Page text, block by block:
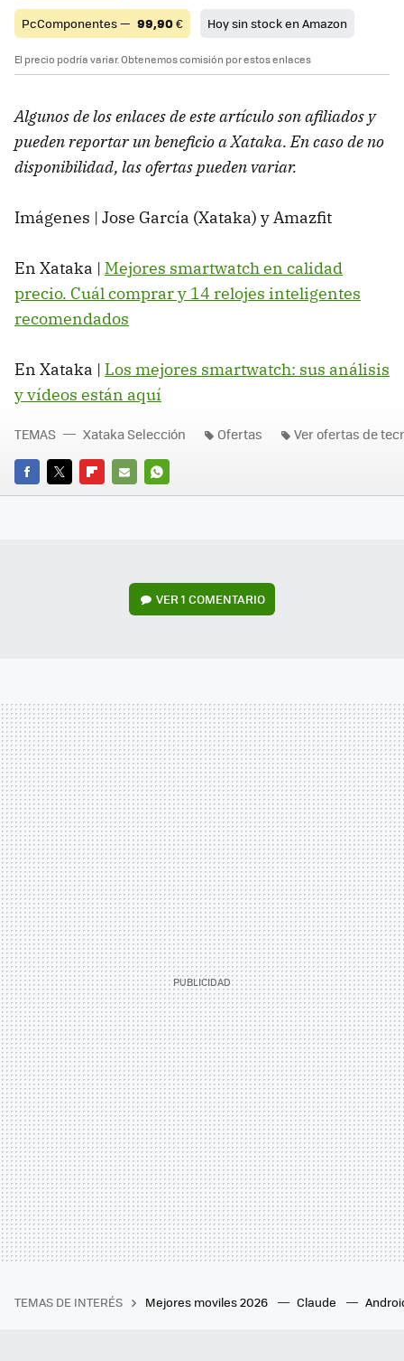
PcComponentes — 99,90€ Hoy sin stock en Amazon
El precio podría variar. Obtenemos comisión por estos enlaces
Algunos de los enlaces de este artículo son afiliados y
pueden reportar un beneficio a Xataka. En caso de no
disponibilidad, las ofertas pueden variar.
Imágenes | Jose García (Xataka) y Amazfit
En Xataka | Mejores smartwatch en calidad
precio. Cuál comprar y 14 relojes inteligentes
recomendados
En Xataka | Los mejores smartwatch: sus análisis
y vídeos están aquí
FACEBOOK
TWITTERFLIPBOARD
E-
WHATSAPP
TEMAS Xataka Selección Ofertas Ver ofertas de
VER1 COMENTARIO
TEMAS DE INTERÉS Mejores moviles 2026 Claude